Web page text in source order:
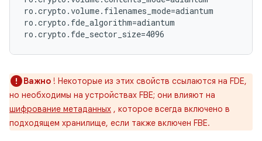
ro.crypto.volume.filenames_mode=adiantum
ro.crypto.fde_algorithm=adiantum
Важно ! Некоторые из этих свойств ссылаются на FDE,
но необходимы на устройствах FBE; они влияют на
шифрование метаданных , которое всегда включено в
подходящем хранилище, если также включен FBE.